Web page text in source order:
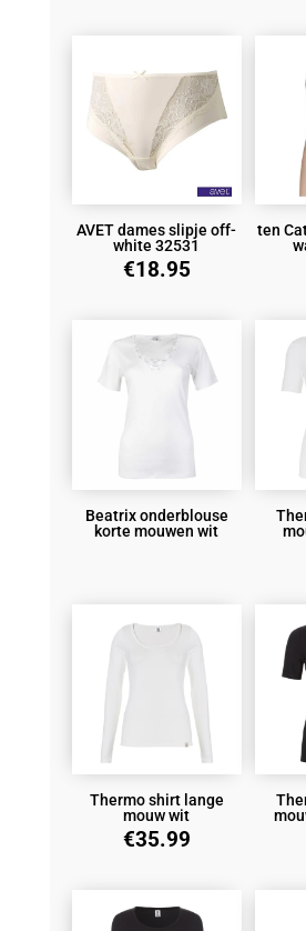
AVET dames slipje off-
white 32531
€18.95
ten
Beatrix onderblouse
korte mouwen wit
Thermo shirt lange
mouw wit
€35.99